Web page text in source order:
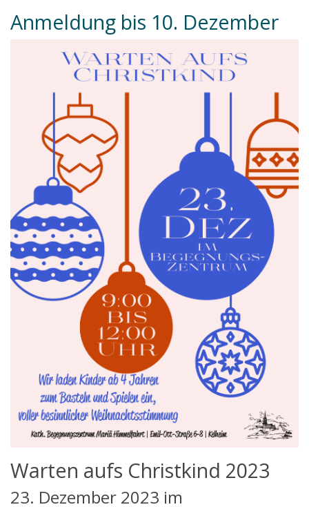
Anmeldung bis 10. Dezember
Warten aufs Christkind 2023
23. Dezember 2023 im